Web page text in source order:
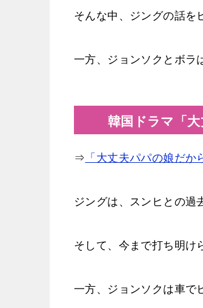
そんな中、ジングの話を
一方、ジョンソクとボ
韓国ドラマ「
⇒ 「大丈夫パパの娘だ
ジングは、スンヒとの過
そして、今まで打ち明け
一方、ジョンソクは車で